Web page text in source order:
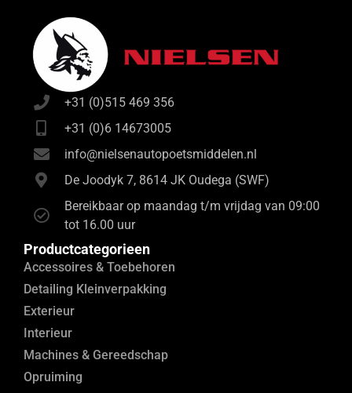
+31 (0)515 469 356
+31 (0)6 14673005
info@nielsenautopoetsmiddelen.nl
De Joodyk 7, 8614 JK Oudega (SWF)
Bereikbaar op maandag t/m vrijdag van 09:00
tot 16.00 uur
Productcategorieen
Accessoires & Toebehoren
Detailing Kleinverpakking
Exterieur
Interieur
Machines & Gereedschap
Opruiming